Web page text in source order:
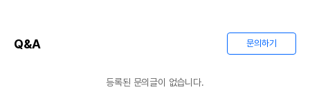
법에 의한 인증,허가 등을
Q&A 문의하기
등록된 문의글이 없습니다.